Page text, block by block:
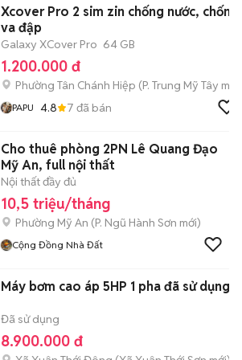
Xcover Pro 2 sim zin chống nước, chống
va đập
Galaxy XCover Pro 64 GB
1.200.000 đ
Phường Tân Chánh Hiệp (P. Trung Mỹ Tây mới)
PAPU 4.8 7 đã bán
Cho thuê phòng 2PN Lê Quang Đạo
Mỹ An, full nội thất
Nội thất đầy đủ
10,5 triệu/tháng
Phường Mỹ An (P. Ngũ Hành Sơn mới)
Cộng Đồng Nhà Đất
Máy bơm cao áp 5HP 1 pha đã sử dụng
Đã sử dụng
8.900.000 đ